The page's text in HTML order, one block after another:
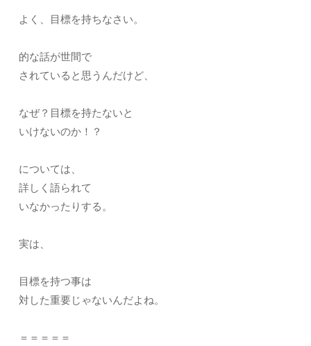
よく、目標を持ちなさい。
的な話が世間で
されていると思うんだけど、
なぜ？目標を持たないと
いけないのか！？
については、
詳しく語られて
いなかったりする。
実は、
目標を持つ事は
対した重要じゃないんだよね。
＝＝＝＝＝